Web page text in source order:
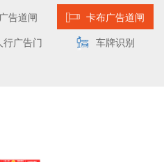
广告道闸
卡布广告道闸
行广告门
车牌识别